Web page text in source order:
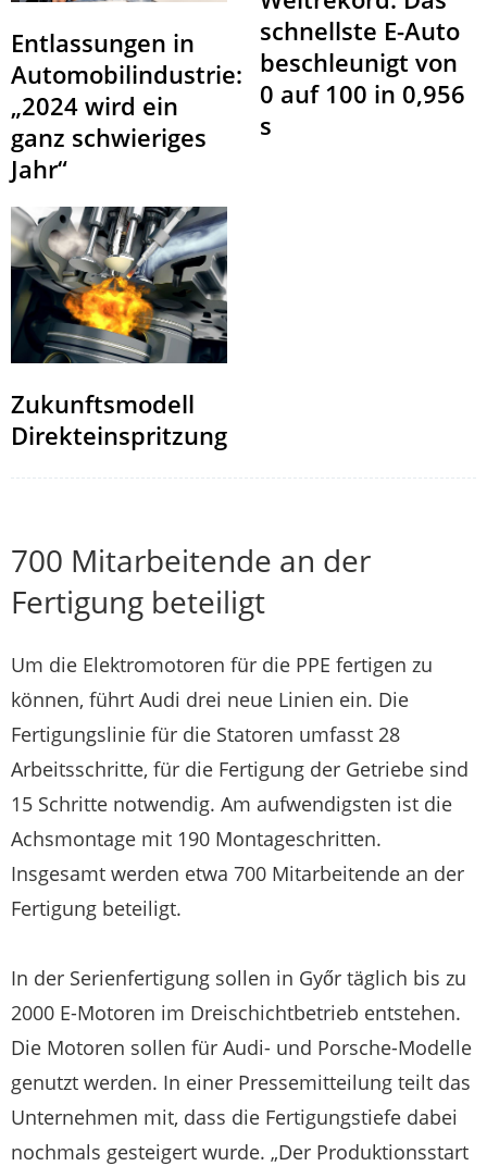
Entlassungen in
Automobilindustrie:
„2024 wird ein
ganz schwieriges
Jahr“
schnellste E-Auto
beschleunigt von
0 auf 100 in 0,956
s
Zukunftsmodell
Direkteinspritzung
700 Mitarbeitende an der
Fertigung beteiligt
Um die Elektromotoren für die PPE fertigen zu
können, führt Audi drei neue Linien ein. Die
Fertigungslinie für die Statoren umfasst 28
Arbeitsschritte, für die Fertigung der Getriebe sind
15 Schritte notwendig. Am aufwendigsten ist die
Achsmontage mit 190 Montageschritten.
Insgesamt werden etwa 700 Mitarbeitende an der
Fertigung beteiligt.
In der Serienfertigung sollen in Győr täglich bis zu
2000 E-Motoren im Dreischichtbetrieb entstehen.
Die Motoren sollen für Audi- und Porsche-Modelle
genutzt werden. In einer Pressemitteilung teilt das
Unternehmen mit, dass die Fertigungstiefe dabei
nochmals gesteigert wurde. „Der Produktionsstart